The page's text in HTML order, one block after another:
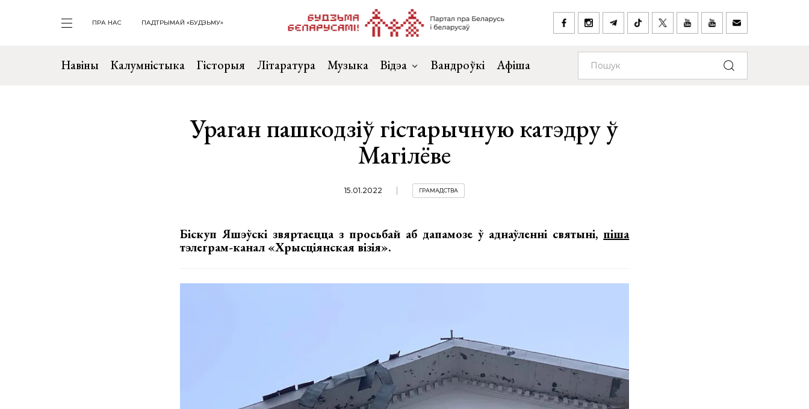
ПРА НАС ПАДТРЫМАЙ «БУДЗЬМУ»
Навіны Калумністыка Гісторыя Літаратура Музыка Відэа Вандроўкі Афіша
Ураган пашкодзіў гістарычную катэдру ў
Магілёве
15.01.2022 ГРАМАДСТВА
Біскуп Яшэўскі звяртаецца з просьбай аб дапамозе ў аднаўленні святыні, піша
тэлеграм-канал «Хрысціянская візія».